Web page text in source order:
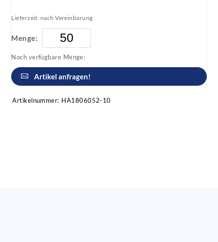
Lieferzeit: nach Vereinbarung
Menge:
Noch verfügbare Menge:
Artikel anfragen!
Artikelnummer: HA1806052-10